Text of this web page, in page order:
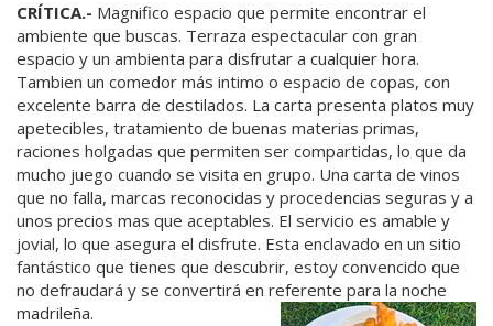
CRÍTICA.- Magnifico espacio que permite encontrar el
ambiente que buscas. Terraza espectacular con gran
espacio y un ambienta para disfrutar a cualquier hora.
Tambien un comedor más intimo o espacio de copas, con
excelente barra de destilados. La carta presenta platos muy
apetecibles, tratamiento de buenas materias primas,
raciones holgadas que permiten ser compartidas, lo que da
mucho juego cuando se visita en grupo. Una carta de vinos
que no falla, marcas reconocidas y procedencias seguras y a
unos precios mas que aceptables. El servicio es amable y
jovial, lo que asegura el disfrute. Esta enclavado en un sitio
fantástico que tienes que descubrir, estoy convencido que
no defraudará y se convertirá en referente para la noche
madrileña.